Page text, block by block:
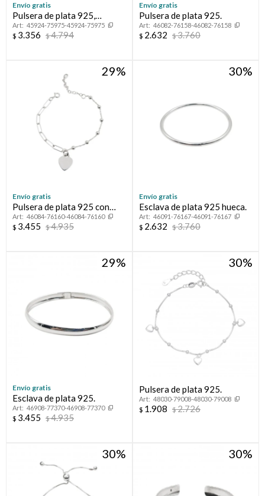
Envío gratis
Pulsera de plata 925,
multihilos.
45924-75975-45924-75975
$ 3.356 $4.794
Envío gratis
Pulsera de plata 925.
46082-76158-46082-76158
$ 2.632 $3.760
29
Envío gratis
Pulsera de plata 925 con
circonia y corazón.
46084-76160-46084-76160
$ 3.455 $4.935
30
Envío gratis
Esclava de plata 925 hueca.
46091-76167-46091-76167
$ 2.632 $3.760
29
Envío gratis
Esclava de plata 925.
46908-77370-46908-77370
$ 3.455 $4.935
30
Pulsera de plata 925.
48030-79008-48030-79008
$ 1.908 $2.726
30 30